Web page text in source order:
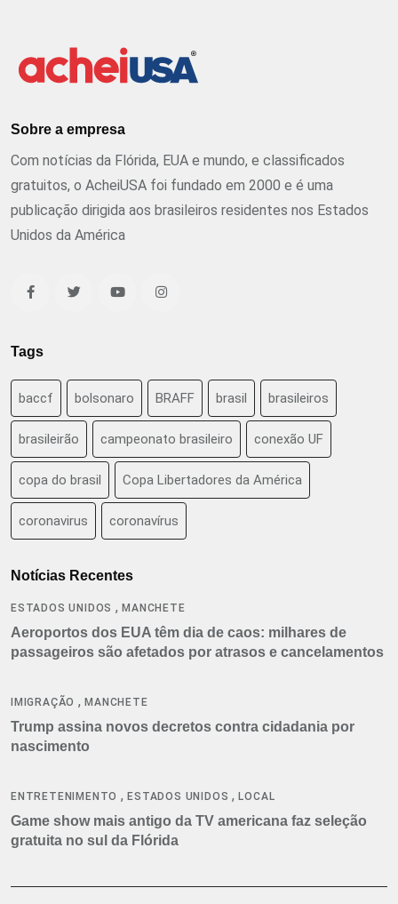
Sobre a empresa
Com notícias da Flórida, EUA e mundo, e classificados
gratuitos, o AcheiUSA foi fundado em 2000 e é uma
publicação dirigida aos brasileiros residentes nos Estados
Unidos da América
Tags
baccf bolsonaro BRAFF brasil brasileiros
brasileirão campeonato brasileiro conexão UF
copa do brasil Copa Libertadores da América
coronavirus coronavírus
Notícias Recentes
ESTADOS UNIDOS ,MANCHETE
Aeroportos dos EUA têm dia de caos: milhares de
passageiros são afetados por atrasos e cancelamentos
IMIGRAÇÃO ,MANCHETE
Trump assina novos decretos contra cidadania por
nascimento
ENTRETENIMENTO ,ESTADOS UNIDOS ,LOCAL
Game show mais antigo da TV americana faz seleção
gratuita no sul da Flórida